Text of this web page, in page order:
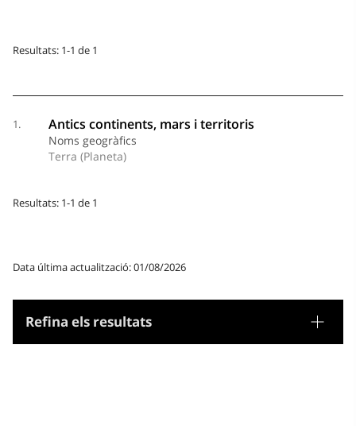
Refina els resultats
Tesaurus
Resultats: 1-1 de 1
1. Antics continents, mars i territoris
Noms geogràfics
Terra (Planeta)
Resultats: 1-1 de 1
Data última actualització: 01/08/2026